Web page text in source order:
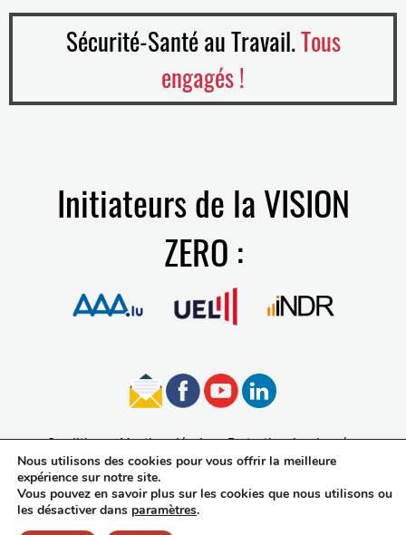
Sécurité-Santé au Travail.Tous
engagés !
Initiateurs de la VISION
ZERO :
Conditions Mentions légales Protection des données
Accessibilité
Nous utilisons des cookies pour vous offrir la meilleure
expérience sur notre site.
Vous pouvez en savoir plus sur les cookies que nous utilisons ou
les désactiver dans paramètres.